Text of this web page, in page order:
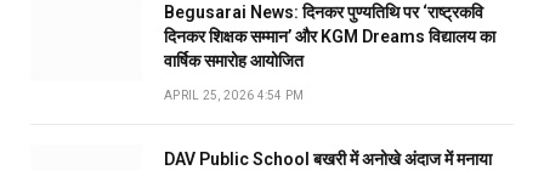
Begusarai News: दिनकर पुण्यतिथि पर ‘राष्ट्रकवि
दिनकर शिक्षक सम्मान’ और KGM Dreams विद्यालय का
वार्षिक समारोह आयोजित
APRIL 25, 2026 4:54 PM
DAV Public School बखरी में अनोखे अंदाज में मनाया